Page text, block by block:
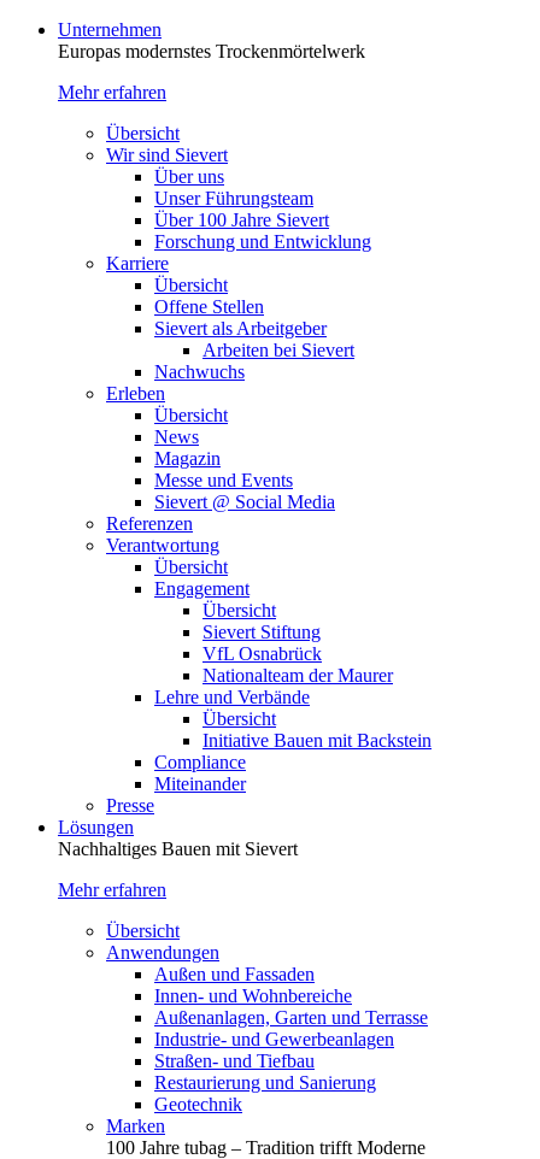
Unternehmen
Europas modernstes Trocken­mörtelwerk
Mehr erfahren
Übersicht
Wir sind Sievert
Über uns
Unser Führungsteam
Über 100 Jahre Sievert
Forschung und Entwicklung
Karriere
Übersicht
Offene Stellen
Sievert als Arbeitgeber
Arbeiten bei Sievert
Nachwuchs
Erleben
Übersicht
News
Magazin
Messe und Events
Sievert @ Social Media
Referenzen
Verantwortung
Übersicht
Engagement
Übersicht
Sievert Stiftung
VfL Osnabrück
Nationalteam der Maurer
Lehre und Verbände
Übersicht
Initiative Bauen mit Backstein
Compliance
Miteinander
Presse
Lösungen
Nachhaltiges Bauen mit Sievert
Mehr erfahren
Übersicht
Anwendungen
Außen und Fassaden
Innen- und Wohnbereiche
Außenanlagen, Garten und Terrasse
Industrie- und Gewerbeanlagen
Straßen- und Tiefbau
Restaurierung und Sanierung
Geotechnik
Marken
100 Jahre tubag – Tradition trifft Moderne